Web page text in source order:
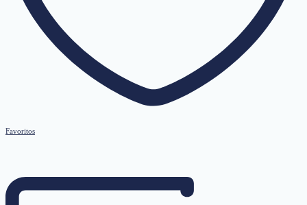
Favoritos